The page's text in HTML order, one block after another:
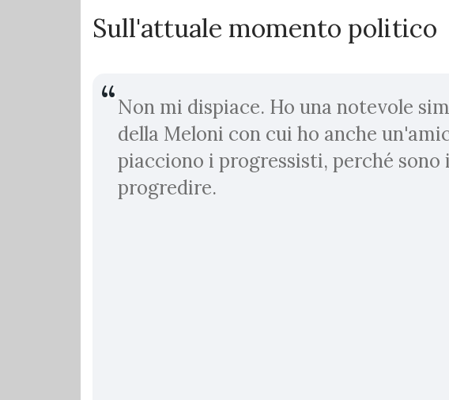
Sull'attuale momento politico
Non mi dispiace. Ho una notevole
della Meloni con cui ho anche
piacciono i progressisti, perché sono
progredire.